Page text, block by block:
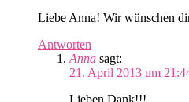
Liebe Anna! Wir wünschen
Antworten
Anna sagt:
21. April 2013 um
Lieben Dank!!!